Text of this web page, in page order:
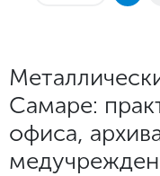
Самаре:
офиса,